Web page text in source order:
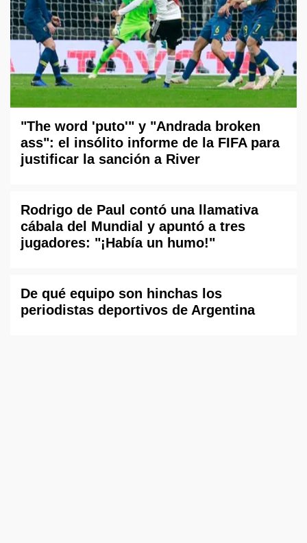
"The word 'puto'" y "Andrada broken
ass": el insólito informe de la FIFA para
justificar la sanción a River
Rodrigo de Paul contó una llamativa
cábala del Mundial y apuntó a tres
jugadores: "¡Había un humo!"
De qué equipo son hinchas los
periodistas deportivos de Argentina